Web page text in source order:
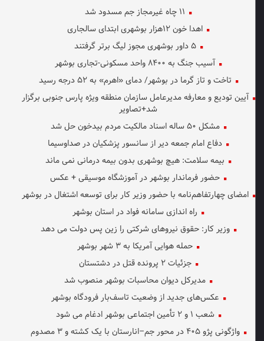
اهدا خون ۱۲هزار بوشهری ابتدای سالجاری
آسیب جنگ به ۸۴۰۰ واحد مسکونی-تجاری بوشهر
تاخت و تاز گرما در بوشهر/ دمای «اهرم» به ۵۲ درجه رسید
آیین تودیع و معارفه مدیرعامل سازمان منطقه ویژه پارس جنوبی برگزار
شد+تصاویر
مشکل ۵۰ ساله اسناد مالکیت مردم بیدخون حل شد
دفاع امام جمعه دیر از سانسور پزشکیان در صداوسیما
بیمه سلامت: هیچ بوشهری بدون بیمه درمانی نمی ماند
حضور فرماندار بوشهر در آموزشگاه موسیقی + عکس
امضای چهارتفاهم‌نامه با حضور وزیر کار برای توسعه اشتغال در بوشهر
راه اندازی سامانه فواد در استان بوشهر
وزیر کار: حقوق نیروهای شرکتی را زین پس دولت می دهد
حمله هوایی آمریکا به ۳ شهر بوشهر
جزئیات ۲ پرونده قتل در دشتستان
مدیرکل دیوان محاسبات بوشهر منصوب شد
عکس‌های جدید از وضعیت تاسف‌بار فرودگاه بوشهر
شعب ۱ و ۲ تأمین اجتماعی بوشهر ادغام می شود
واژگونی پژو ۴۰۵ در محور جم–انارستان با یک کشته و ۳ مصدوم